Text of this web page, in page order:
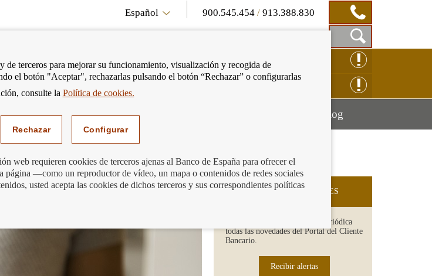
Español 900.545.454 /913.388.830
Mostrar
Caja
de
Búsqueda
RECLAMACIÓN ONLINE
ayudarte Mostrar
menú
BlogMostrar
SUSCRIPCIÓN A NOVEDADES
Recibe en tu email de forma periódica
todas las novedades del Portal del Cliente
Bancario.
Recibir alertas
terceros para mejorar su funcionamiento, visualización y recogida de
el botón "Aceptar", rechazarlas pulsando el botón “Rechazar” o configurarlas
consulte la Política de cookies.
Rechazar Configurar
web requieren cookies de terceros ajenas al Banco de España para ofrecer el
página —como un reproductor de vídeo, un mapa o contenidos de redes sociales
usted acepta las cookies de dichos terceros y sus correspondientes políticas